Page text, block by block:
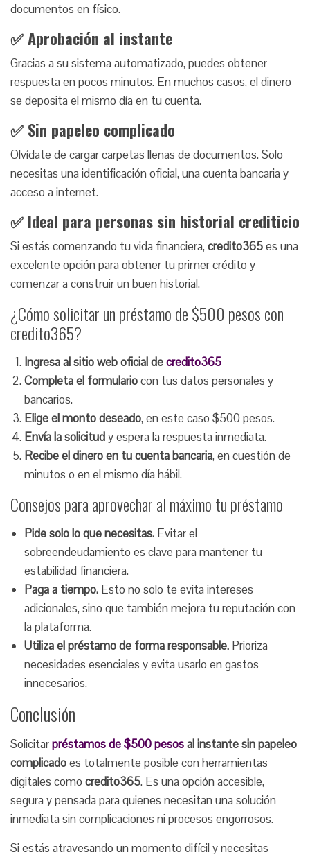
documentos en físico.
✅ Aprobación al instante
Gracias a su sistema automatizado, puedes obtener
respuesta en pocos minutos. En muchos casos, el dinero
se deposita el mismo día en tu cuenta.
✅ Sin papeleo complicado
Olvídate de cargar carpetas llenas de documentos. Solo
necesitas una identificación oficial, una cuenta bancaria y
acceso a internet.
✅ Ideal para personas sin historial crediticio
Si estás comenzando tu vida financiera, credito365es una
excelente opción para obtener tu primer crédito y
comenzar a construir un buen historial.
¿Cómo solicitar un préstamo de $500 pesos con
credito365?
Ingresa al sitio web oficial decredito365
Completa el formulariocon tus datos personales y
bancarios.
Elige el monto deseado, en este caso $500 pesos.
Envía la solicitudy espera la respuesta inmediata.
Recibe el dinero en tu cuenta bancaria, en cuestión de
minutos o en el mismo día hábil.
Consejos para aprovechar al máximo tu préstamo
Pide solo lo que necesitas. Evitar el
sobreendeudamiento es clave para mantener tu
estabilidad financiera.
Paga a tiempo. Esto no solo te evita intereses
adicionales, sino que también mejora tu reputación con
la plataforma.
Utiliza el préstamo de forma responsable. Prioriza
necesidades esenciales y evita usarlo en gastos
innecesarios.
Conclusión
Solicitarpréstamos de $500 pesosal instante sin papeleo
complicadoes totalmente posible con herramientas
digitales como credito365. Es una opción accesible,
segura y pensada para quienes necesitan una solución
inmediata sin complicaciones ni procesos engorrosos.
Si estás atravesando un momento difícil y necesitas